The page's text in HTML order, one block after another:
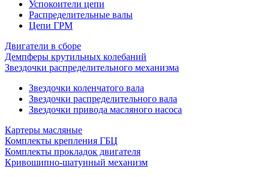
Успокоители цепи
Распределительные валы
Цепи ГРМ
Двигатели в сборе
Демпферы крутильных колебаний
Звездочки распределительного механизма
Звездочки коленчатого вала
Звездочки распределительного вала
Звездочки привода масляного насоса
Картеры масляные
Комплекты крепления ГБЦ
Комплекты прокладок двигателя
Кривошипно-шатунный механизм